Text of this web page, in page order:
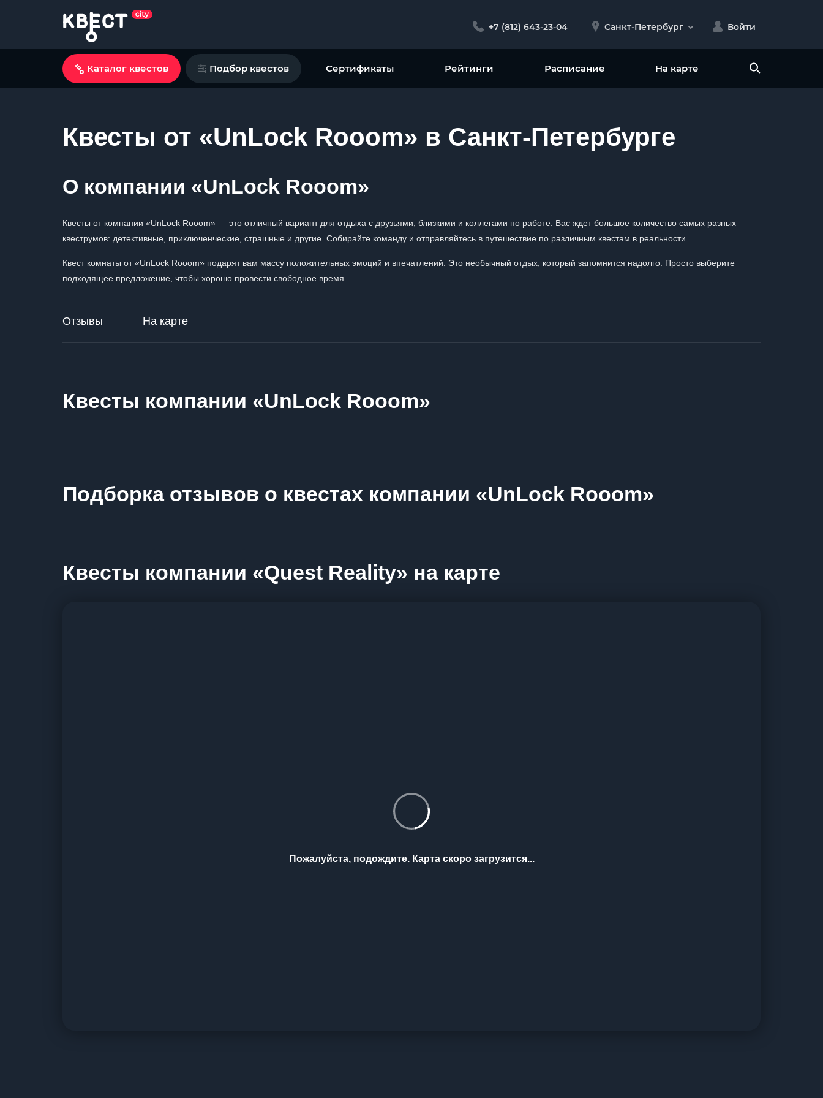
+7 (812) 643-23-04 Санкт-Петербург Войти
Каталог квестов Подбор квестов Сертификаты Рейтинги Расписание На карте
Квесты от «UnLock Rooom» в Санкт-Петербурге
О компании «UnLock Rooom»
Квесты от компании «UnLock Rooom» — это отличный вариант для отдыха с друзьями, близкими и коллегами по работе. Вас ждет большое количество самых разных
квеструмов: детективные, приключенческие, страшные и другие. Собирайте команду и отправляйтесь в путешествие по различным квестам в реальности.
Квест комнаты от «UnLock Rooom» подарят вам массу положительных эмоций и впечатлений. Это необычный отдых, который запомнится надолго. Просто выберите
подходящее предложение, чтобы хорошо провести свободное время.
Отзывы На карте
Квесты компании «UnLock Rooom»
Подборка отзывов о квестах компании «UnLock Rooom»
Квесты компании «Quest Reality» на карте
Пожалуйста, подождите. Карта скоро загрузится...